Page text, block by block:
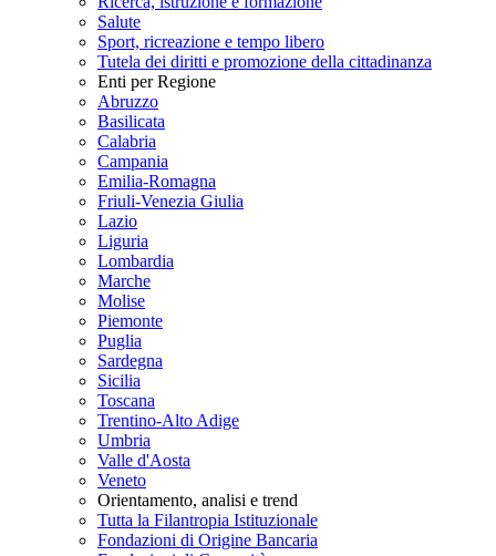
Salute
Sport, ricreazione e tempo libero
Tutela dei diritti e promozione della cittadinanza
Enti per Regione
Abruzzo
Basilicata
Calabria
Campania
Emilia-Romagna
Friuli-Venezia Giulia
Lazio
Liguria
Lombardia
Marche
Molise
Piemonte
Puglia
Sardegna
Sicilia
Toscana
Trentino-Alto Adige
Umbria
Valle d'Aosta
Veneto
Orientamento, analisi e trend
Tutta la Filantropia Istituzionale
Fondazioni di Origine Bancaria